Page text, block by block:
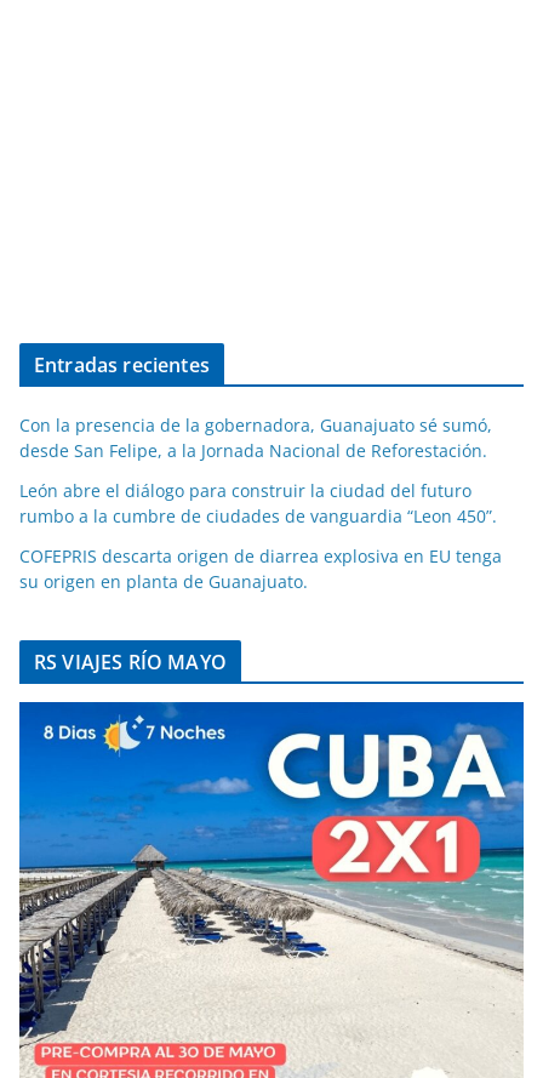
Entradas recientes
Con la presencia de la gobernadora, Guanajuato sé sumó,
desde San Felipe, a la Jornada Nacional de Reforestación.
León abre el diálogo para construir la ciudad del futuro
rumbo a la cumbre de ciudades de vanguardia “Leon 450”.
COFEPRIS descarta origen de diarrea explosiva en EU tenga
su origen en planta de Guanajuato.
RS VIAJES RÍO MAYO